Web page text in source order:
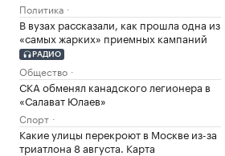
Политика
В вузах рассказали, как прошла одна из
«самых жарких» приемных кампаний
РАДИО
Общество
СКА обменял канадского легионера в
«Салават Юлаев»
Спорт
Какие улицы перекроют в Москве из-за
триатлона 8 августа. Карта